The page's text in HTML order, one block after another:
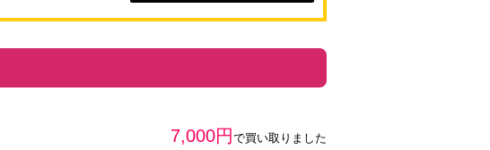
7,000円 で買い取りました